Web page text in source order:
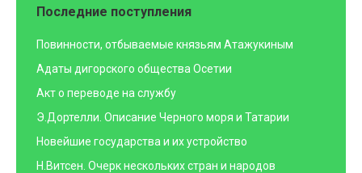
Последние поступления
Повинности, отбываемые князьям Атажукиным
Адаты дигорского общества Осетии
Акт о переводе на службу
Э.Дортелли. Описание Черного моря и Татарии
Новейшие государства и их устройство
Н.Витсен. Очерк нескольких стран и народов